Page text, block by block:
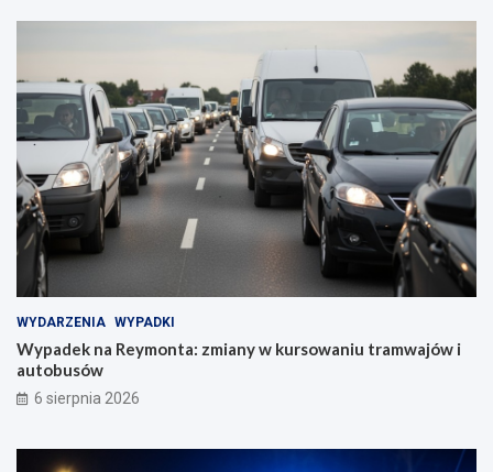
WYDARZENIA WYPADKI
Wypadek na Reymonta: zmiany w kursowaniu tramwajów i
autobusów
6 sierpnia 2026